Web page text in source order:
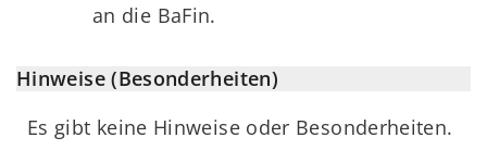
an die BaFin.
Hinweise (Besonderheiten)
Es gibt keine Hinweise oder Besonderheiten.